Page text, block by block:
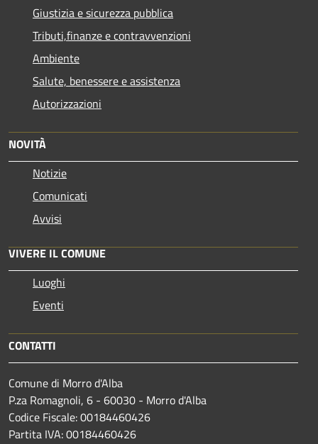
Giustizia e sicurezza pubblica
Tributi,finanze e contravvenzioni
Ambiente
Salute, benessere e assistenza
Autorizzazioni
NOVITÀ
Notizie
Comunicati
Avvisi
VIVERE IL COMUNE
Luoghi
Eventi
CONTATTI
Comune di Morro d'Alba
P.za Romagnoli, 6 - 60030 - Morro d'Alba
Codice Fiscale: 00184460426
Partita IVA: 00184460426